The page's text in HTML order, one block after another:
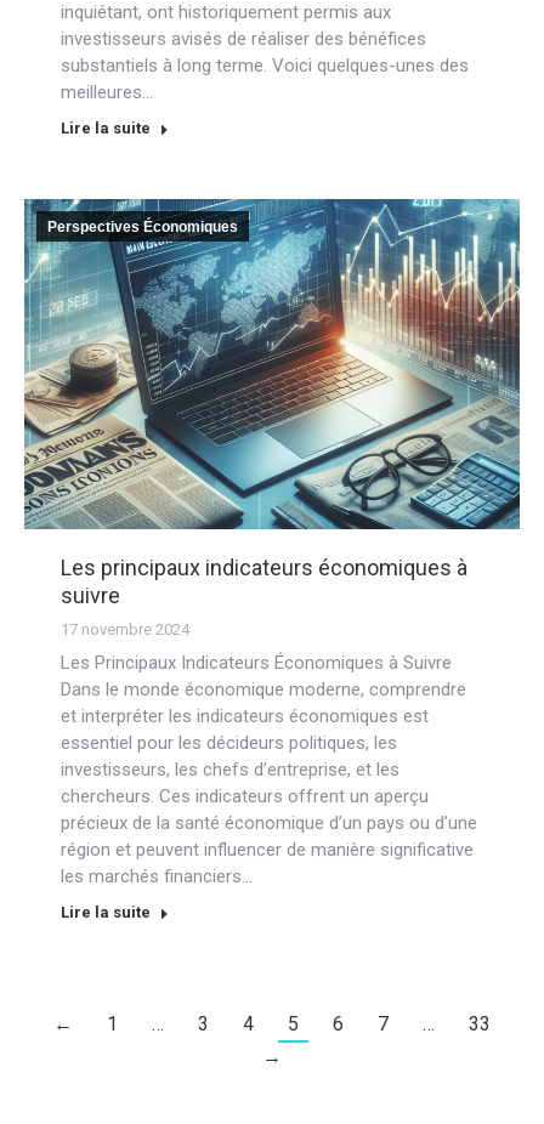
inquiétant, ont historiquement permis aux
investisseurs avisés de réaliser des bénéfices
substantiels à long terme. Voici quelques-unes des
meilleures…
Lire la suite
Perspectives Économiques
Les principaux indicateurs économiques à
suivre
17 novembre 2024
Les Principaux Indicateurs Économiques à Suivre
Dans le monde économique moderne, comprendre
et interpréter les indicateurs économiques est
essentiel pour les décideurs politiques, les
investisseurs, les chefs d’entreprise, et les
chercheurs. Ces indicateurs offrent un aperçu
précieux de la santé économique d’un pays ou d’une
région et peuvent influencer de manière significative
les marchés financiers…
Lire la suite
← 1 … 3 4 5 6 7 …
33
→